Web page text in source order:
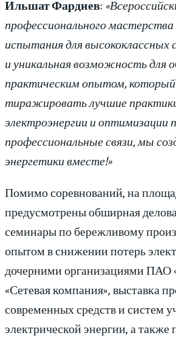
Ильшат Фардиев:
профессионального
испытания для высококлассных
и уникальная возможность для
практическим опытом, который
тиражировать лучшие
электроэнергии и оптимизации
профессиональные связи, мы
энергетики вместе!»
Помимо соревнований, на
предусмотрены обширная
семинары по бережливому
опытом в снижении потерь
дочерними организациями ПАО
«Сетевая компания», выставка
современных средств и систем
электрической энергии, а